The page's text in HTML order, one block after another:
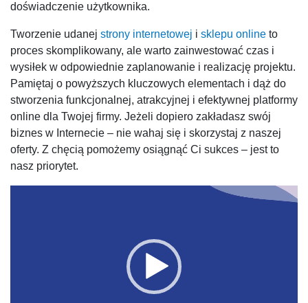
doświadczenie użytkownika.
Tworzenie udanej strony internetowej i sklepu online to
proces skomplikowany, ale warto zainwestować czas i
wysiłek w odpowiednie zaplanowanie i realizację projektu.
Pamiętaj o powyższych kluczowych elementach i dąż do
stworzenia funkcjonalnej, atrakcyjnej i efektywnej platformy
online dla Twojej firmy. Jeżeli dopiero zakładasz swój
biznes w Internecie – nie wahaj się i skorzystaj z naszej
oferty. Z chęcią pomożemy osiągnąć Ci sukces – jest to
nasz priorytet.